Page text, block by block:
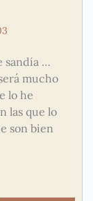
sandía …
mucho
lo he
las que lo
son bien